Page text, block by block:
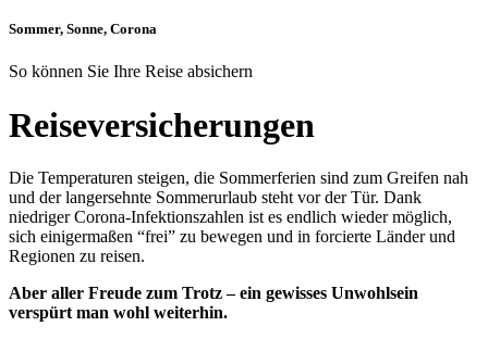
Sommer, Sonne, Corona
So können Sie Ihre Reise absichern
Reiseversicherungen
Die Temperaturen steigen, die Sommerferien sind zum Greifen nah
und der langersehnte Sommerurlaub steht vor der Tür. Dank
niedriger Corona-Infektionszahlen ist es endlich wieder möglich,
sich einigermaßen “frei” zu bewegen und in forcierte Länder und
Regionen zu reisen.
Aber aller Freude zum Trotz – ein gewisses Unwohlsein
verspürt man wohl weiterhin.